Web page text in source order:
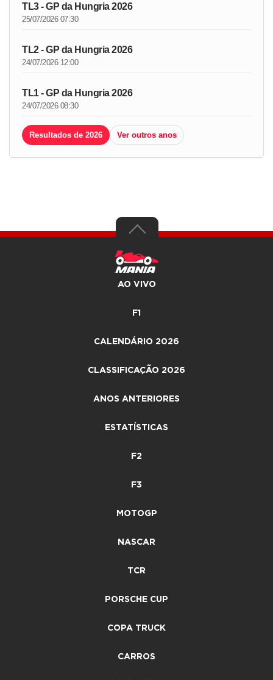
TL3 - GP da Hungria 2026
25/07/2026 07:30
TL2 - GP da Hungria 2026
24/07/2026 12:00
TL1 - GP da Hungria 2026
24/07/2026 08:30
Resultados de 2026 Ver outros anos
AO VIVO
F1
CALENDÁRIO 2026
CLASSIFICAÇÃO 2026
ANOS ANTERIORES
ESTATÍSTICAS
F2
F3
MOTOGP
NASCAR
TCR
PORSCHE CUP
COPA TRUCK
CARROS